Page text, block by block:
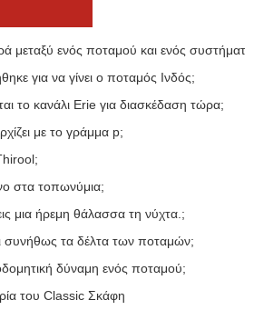
μεταξύ ενός ποταμού και ενός
για να γίνει ο ποταμός Ινδός;
το κανάλι Erie για διασκέδαση τώρα;
με το γράμμα p;
στα τοπωνύμια;
μια ήρεμη θάλασσα τη νύχτα.;
συνήθως τα δέλτα των ποταμών;
δύναμη ενός ποταμού;
του Classic Σκάφη